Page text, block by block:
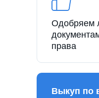
Одобряем
права
Выкуп по